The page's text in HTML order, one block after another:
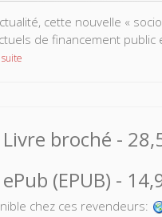
cette nouvelle «
de financement
Livre broché -
ePub (EPUB) -
chez ces revendeurs: